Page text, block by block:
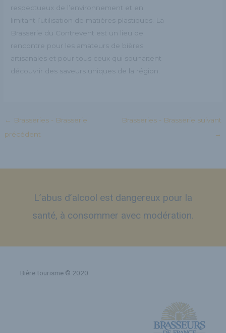
respectueux de l’environnement et en
limitant l’utilisation de matières plastiques. La
Brasserie du Contrevent est un lieu de
rencontre pour les amateurs de bières
artisanales et pour tous ceux qui souhaitent
découvrir des saveurs uniques de la région.
← Brasseries - Brasserie
précédent
Brasseries - Brasserie suivant
→
L’abus d’alcool est dangereux pour la
santé, à consommer avec modération.
Bière tourisme © 2020